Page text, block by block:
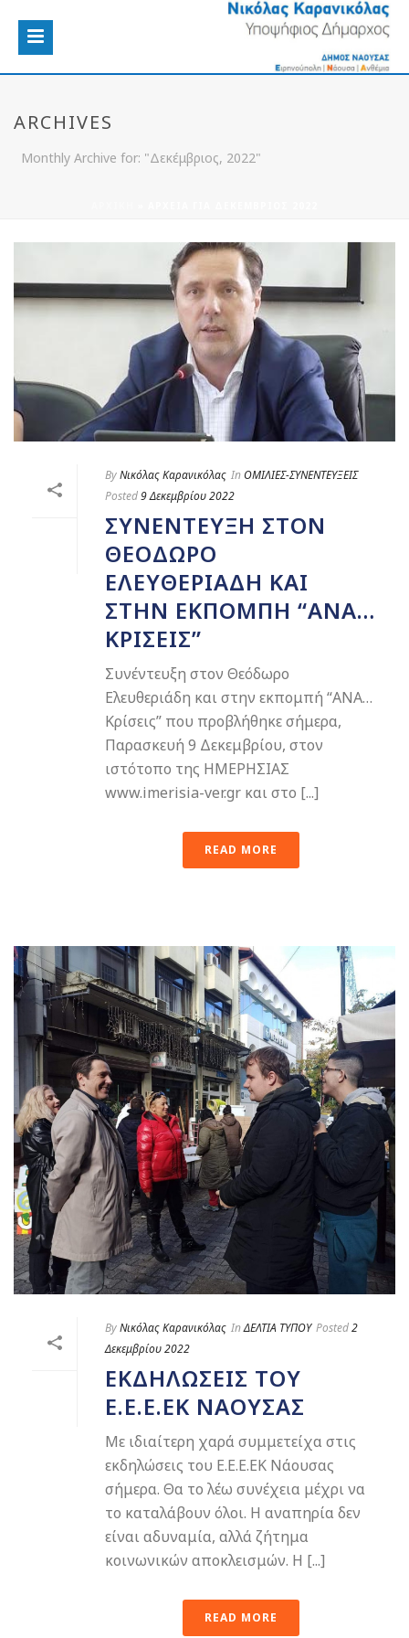
ARCHIVES
Monthly Archive for: "Δεκέμβριος, 2022"
ByΝικόλας Καρανικόλας InΟΜΙΛΙΕΣ-ΣΥΝΕΝΤΕΥΞΕΙΣ
Posted9 Δεκεμβρίου 2022
ΣΥΝΈΝΤΕΥΞΗ ΣΤΟΝ
ΘΕΌΔΩΡΟ
ΕΛΕΥΘΕΡΙΆΔΗ ΚΑΙ
ΣΤΗΝ ΕΚΠΟΜΠΉ “ΑΝΑ…
ΚΡΊΣΕΙΣ”
Συνέντευξη στον Θεόδωρο
Ελευθεριάδη και στην εκπομπή “ΑΝΑ…
Κρίσεις” που προβλήθηκε σήμερα,
Παρασκευή 9 Δεκεμβρίου, στον
ιστότοπο της ΗΜΕΡΗΣΙΑΣ
www.imerisia-ver.gr και στο [...]
READ MORE
ByΝικόλας Καρανικόλας InΔΕΛΤΙΑ ΤΥΠΟΥ Posted2
Δεκεμβρίου 2022
ΕΚΔΗΛΏΣΕΙΣ ΤΟΥ
Ε.Ε.Ε.ΕΚ ΝΆΟΥΣΑΣ
Με ιδιαίτερη χαρά συμμετείχα στις
εκδηλώσεις του Ε.Ε.Ε.ΕΚ Νάουσας
σήμερα. Θα το λέω συνέχεια μέχρι να
το καταλάβουν όλοι. Η αναπηρία δεν
είναι αδυναμία, αλλά ζήτημα
κοινωνικών αποκλεισμών. Η [...]
READ MORE